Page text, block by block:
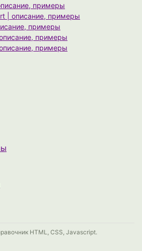
примеры
| описание, примеры
примеры
примеры
примеры
HTML, CSS, Javascript.